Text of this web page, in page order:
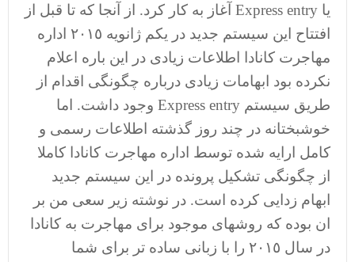
یا Express entry آغاز به کار کرد. از آنجا که تا قبل از
افتتاح این سیستم جدید در یکم ژانویه ٢٠١٥ اداره
مهاجرت کانادا اطلاعات زیادی در این باره اعلام
نکرده بود ابهامات زیادی درباره چگونگی اقدام از
طریق سیستم Express entry وجود داشت. اما
خوشبختانه در چند روز گذشته اطلاعات رسمی و
کامل ارایه شده توسط اداره مهاجرت کانادا کاملا
از چگونگی تشکیل پرونده در این سیستم جدید
ابهام زدایی کرده است. در نوشته زیر سعی من بر
ان بوده که روشهای موجود برای مهاجرت به کانادا
در سال ٢٠١٥ را با زبانی ساده تر برای شما